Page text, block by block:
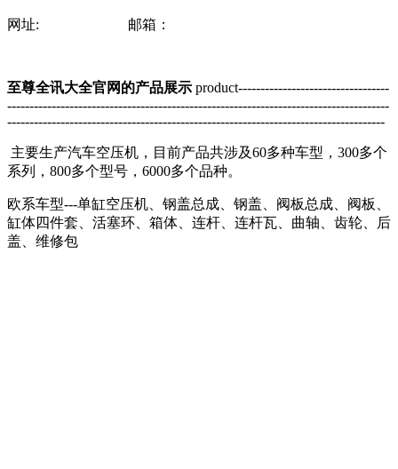
网址: 邮箱：
至尊全讯大全官网的产品展示 product----------------------------------
--------------------------------------------------------------------------------------
-------------------------------------------------------------------------------------
主要生产汽车空压机，目前产品共涉及60多种车型，300多个
系列，800多个型号，6000多个品种。
欧系车型---单缸空压机、钢盖总成、钢盖、阀板总成、阀板、
缸体四件套、活塞环、箱体、连杆、连杆瓦、曲轴、齿轮、后
盖、维修包